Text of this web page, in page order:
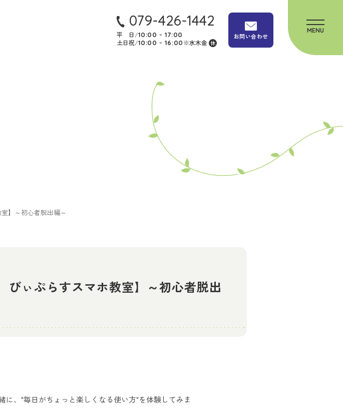
079-426-1442
平 日/10:00 - 17:00
土日祝/10:00 - 16:00※水木金 休
お問い合わせ
】～初心者脱出編～
ぃぷらすスマホ教室】～初心者脱出
、"毎日がちょっと楽しくなる使い方"を体験してみま